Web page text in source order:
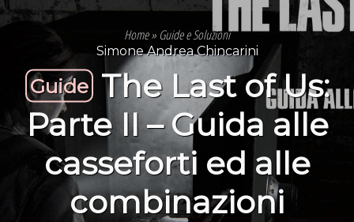
Home» Guide e Soluzioni
Simone Andrea Chincarini
Guide The Last of Us:
Parte II – Guida alle
casseforti ed alle
combinazioni